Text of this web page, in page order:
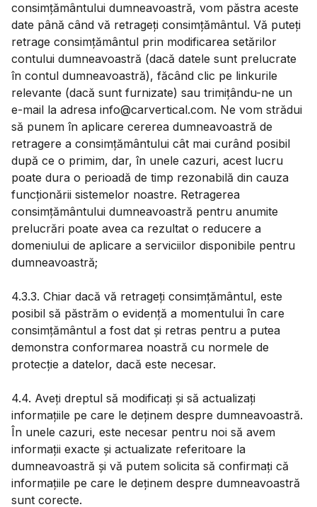
consimțământului dumneavoastră, vom păstra aceste
date până când vă retrageți consimțământul. Vă puteți
retrage consimțământul prin modificarea setărilor
contului dumneavoastră (dacă datele sunt prelucrate
în contul dumneavoastră), făcând clic pe linkurile
relevante (dacă sunt furnizate) sau trimițându-ne un
e-mail la adresa info@carvertical.com. Ne vom strădui
să punem în aplicare cererea dumneavoastră de
retragere a consimțământului cât mai curând posibil
după ce o primim, dar, în unele cazuri, acest lucru
poate dura o perioadă de timp rezonabilă din cauza
funcționării sistemelor noastre. Retragerea
consimțământului dumneavoastră pentru anumite
prelucrări poate avea ca rezultat o reducere a
domeniului de aplicare a serviciilor disponibile pentru
dumneavoastră;
4.3.3. Chiar dacă vă retrageți consimțământul, este
posibil să păstrăm o evidență a momentului în care
consimțământul a fost dat și retras pentru a putea
demonstra conformarea noastră cu normele de
protecție a datelor, dacă este necesar.
4.4. Aveți dreptul să modificați și să actualizați
informațiile pe care le deținem despre dumneavoastră.
În unele cazuri, este necesar pentru noi să avem
informații exacte și actualizate referitoare la
dumneavoastră și vă putem solicita să confirmați că
informațiile pe care le deținem despre dumneavoastră
sunt corecte.